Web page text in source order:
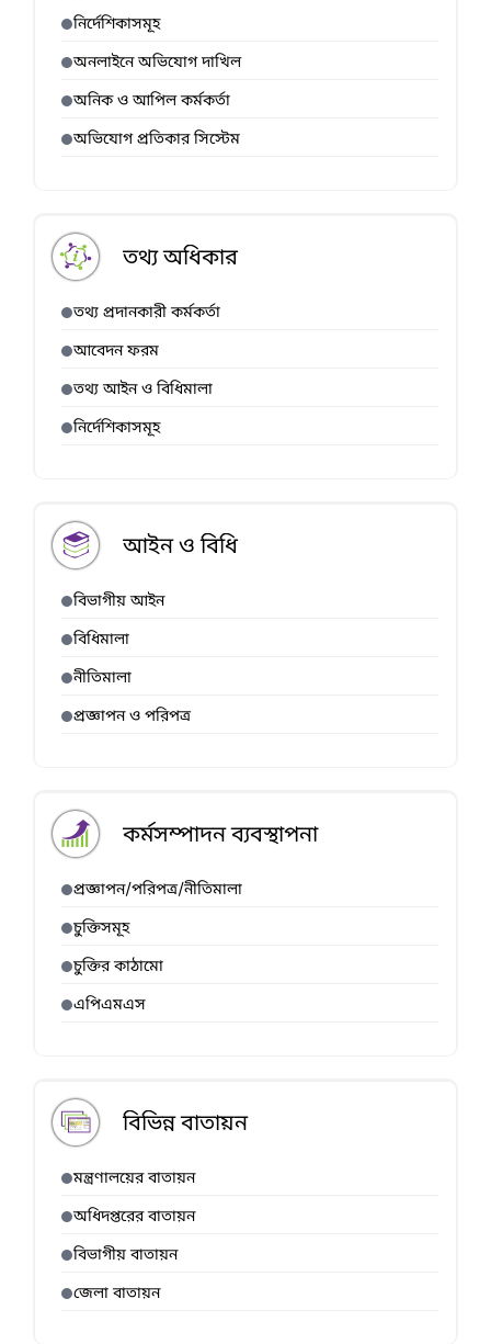
নির্দেশিকাসমূহ
অনলাইনে অভিযোগ দাখিল
অনিক ও আপিল কর্মকর্তা
অভিযোগ প্রতিকার সিস্টেম
তথ্য অধিকার
তথ্য প্রদানকারী কর্মকর্তা
আবেদন ফরম
তথ্য আইন ও বিধিমালা
নির্দেশিকাসমূহ
আইন ও বিধি
বিভাগীয় আইন
বিধিমালা
নীতিমালা
প্রজ্ঞাপন ও পরিপত্র
কর্মসম্পাদন ব্যবস্থাপনা
প্রজ্ঞাপন/পরিপত্র/নীতিমালা
চুক্তিসমূহ
চুক্তির কাঠামো
এপিএমএস
বিভিন্ন বাতায়ন
মন্ত্রণালয়ের বাতায়ন
অধিদপ্তরের বাতায়ন
বিভাগীয় বাতায়ন
জেলা বাতায়ন